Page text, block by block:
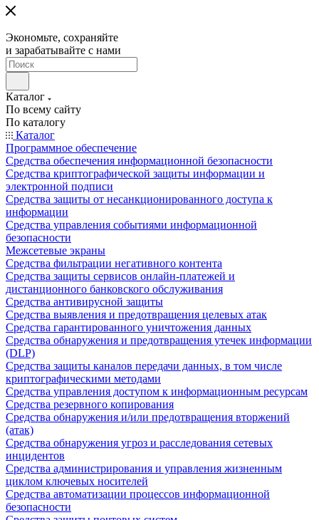
Экономьте, сохраняйте
и зарабатывайте с нами
Каталог
По всему сайту
По каталогу
Каталог
Программное обеспечение
Средства обеспечения информационной безопасности
Средства криптографической защиты информации и
электронной подписи
Средства защиты от несанкционированного доступа к
информации
Средства управления событиями информационной
безопасности
Межсетевые экраны
Средства фильтрации негативного контента
Средства защиты сервисов онлайн-платежей и
дистанционного банковского обслуживания
Средства антивирусной защиты
Средства выявления и предотвращения целевых атак
Средства гарантированного уничтожения данных
Средства обнаружения и предотвращения утечек информации
(DLP)
Средства защиты каналов передачи данных, в том числе
криптографическими методами
Средства управления доступом к информационным ресурсам
Средства резервного копирования
Средства обнаружения и/или предотвращения вторжений
(атак)
Средства обнаружения угроз и расследования сетевых
инцидентов
Средства администрирования и управления жизненным
циклом ключевых носителей
Средства автоматизации процессов информационной
безопасности